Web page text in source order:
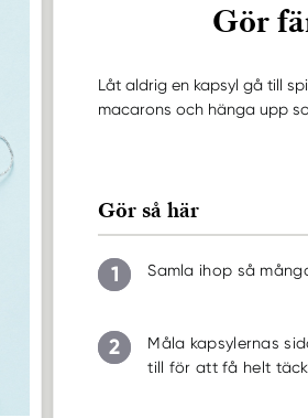
Gör
Låt aldrig en kapsyl gå till
macarons och hänga upp
Gör så här
1 Samla ihop så
2
Måla kapsylernas
till för att få helt